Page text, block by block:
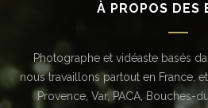
À PROPOS DES
Photographe et vidéaste basés
nous travaillons partout en France,
Provence, Var, PACA, Bouches-